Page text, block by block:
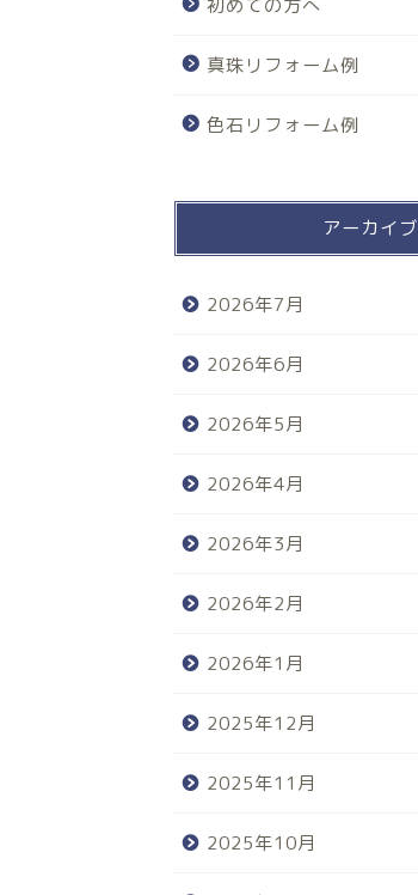
真珠リフォーム例
色石リフォーム例
アーカイブ
2026年7月
2026年6月
2026年5月
2026年4月
2026年3月
2026年2月
2026年1月
2025年12月
2025年11月
2025年10月